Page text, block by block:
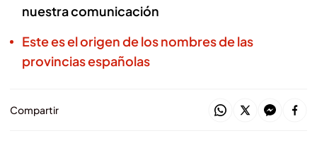
nuestra comunicación
Este es el origen de los nombres de las
provincias españolas
Compartir